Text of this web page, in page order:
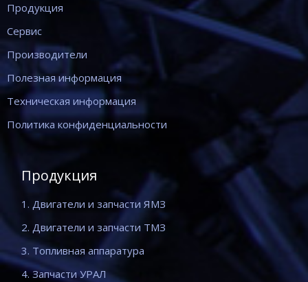
Продукция
Сервис
Производители
Полезная информация
Техническая информация
Политика конфиденциальности
Продукция
1. Двигатели и запчасти ЯМЗ
2. Двигатели и запчасти ТМЗ
3. Топливная аппаратура
4. Запчасти УРАЛ